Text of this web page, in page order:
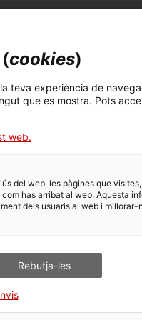
(Obre en una nova finestra)
transmissió, els símptomes,
de la infecció pel
genital o la sífilis.
i on cal adreçar-se per
cookies)
teva experiència de
que es mostra. Pots
web.
del web, les pàgines que
has arribat al web. Aquesta
dels usuaris al web i millorar-
Rebutja-les